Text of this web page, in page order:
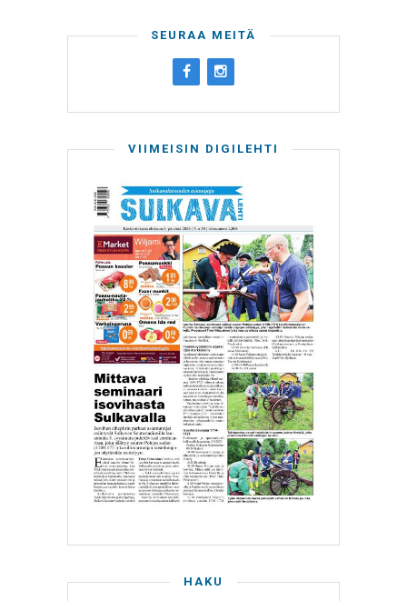
SEURAA MEITÄ
VIIMEISIN DIGILEHTI
HAKU